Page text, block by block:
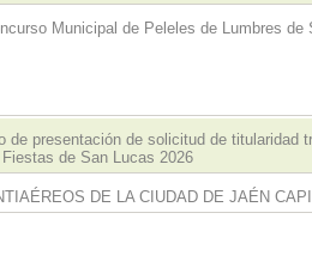
Municipal de Peleles de Lumbres de
de presentación de solicitud de titularidad
de San Lucas 2026
DE LA CIUDAD DE JAÉN